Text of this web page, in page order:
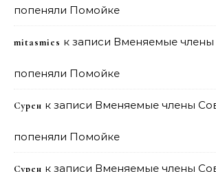
попеняли Помойке
mitasmies к записи Вменяемые члены
попеняли Помойке
Сурен к записи Вменяемые члены
попеняли Помойке
Сурен к записи Вменяемые члены